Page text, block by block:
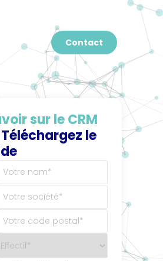
Contact
sur le CRM
Téléchargez le